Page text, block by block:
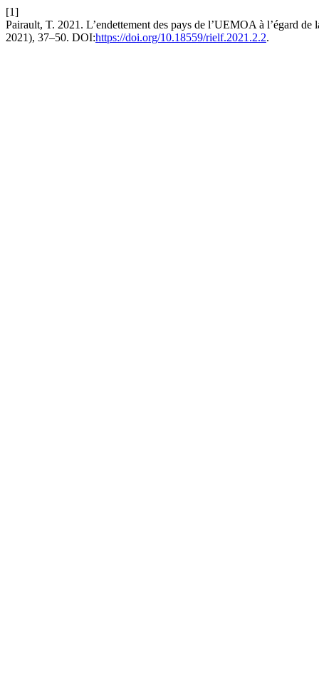
[1]
Pairault, T. 2021. L’endettement des pays de l’UEMOA à l’égard de
2021), 37–50. DOI:https://doi.org/10.18559/rielf.2021.2.2.